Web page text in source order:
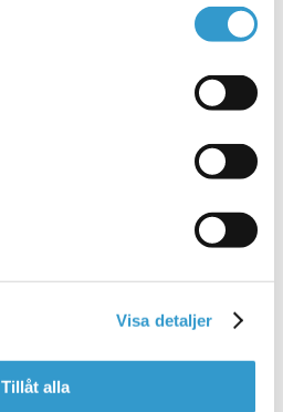
Visa detaljer
Tillåt alla